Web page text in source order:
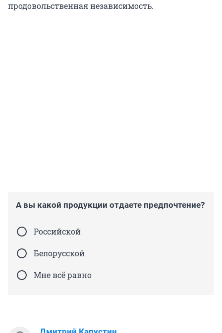
продовольственная независимость.
А вы какой продукции отдаете предпочтение?
Российской
Белорусской
Мне всё равно